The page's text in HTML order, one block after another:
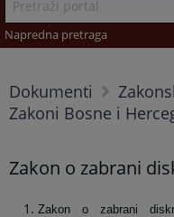
Napredna pretraga
Dokumenti
Zakoni Bosne i
Zakon o zabrani
Zakon o zabrani